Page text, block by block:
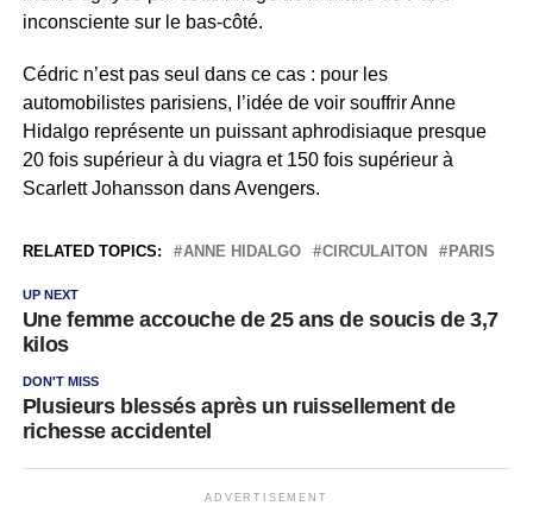
inconsciente sur le bas-côté.
Cédric n’est pas seul dans ce cas : pour les
automobilistes parisiens, l’idée de voir souffrir Anne
Hidalgo représente un puissant aphrodisiaque presque
20 fois supérieur à du viagra et 150 fois supérieur à
Scarlett Johansson dans Avengers.
RELATED TOPICS: ANNE HIDALGO CIRCULAITON PARIS
UP NEXT
Une femme accouche de 25 ans de soucis de 3,7
kilos
DON'T MISS
Plusieurs blessés après un ruissellement de
richesse accidentel
ADVERTISEMENT